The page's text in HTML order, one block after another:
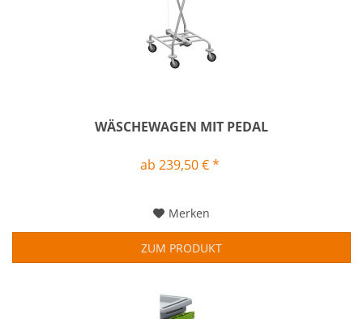
WÄSCHEWAGEN MIT PEDAL
ab 239,50 € *
Merken
ZUM PRODUKT